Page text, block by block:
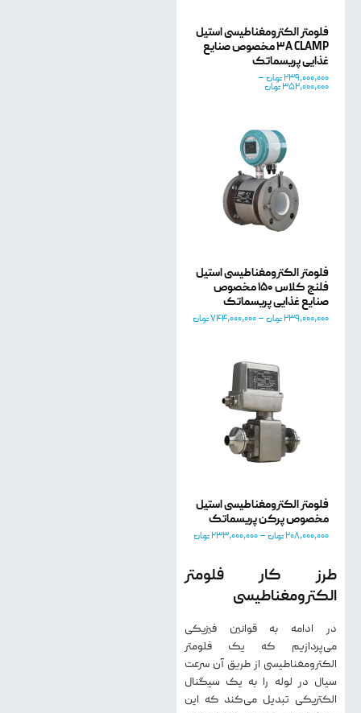
فلومتر الکترومغناطیسی استیل
3A CLAMP مخصوص صنایع
غذایی​ پریسماتک
239,000,000تومان–
352,000,000تومان
فلومتر الکترومغناطیسی استیل
فلنج کلاس 150 مخصوص
صنایع غذایی​ پریسماتک
239,000,000تومان–
744,000,000تومان
فلومتر الکترومغناطیسی استیل
مخصوص پرکن​ پریسماتک
208,000,000تومان–
233,000,000تومان
طرز کار فلومتر
الکترومغناطیسی
در ادامه به قوانین فیزیکی
می‌پردازیم که یک فلومتر
الکترومغناطیسی از طریق آن سرعت
سیال در لوله را به یک سیگنال
الکتریکی تبدیل می‌کند که این